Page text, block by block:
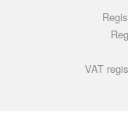
VAT